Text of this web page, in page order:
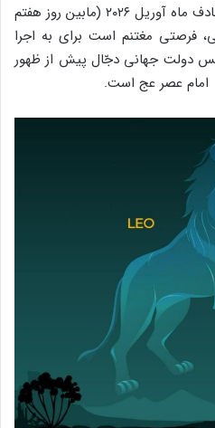
بنا بر آموزه‌های این جماعت، تصادف ماه آوریل ۲۰۲۶ (مابین روز هفتم
فرصتی مغتنم است برای به اجرا
دولت جهانی دجّال پیش از ظهور
امام عصر عج است.